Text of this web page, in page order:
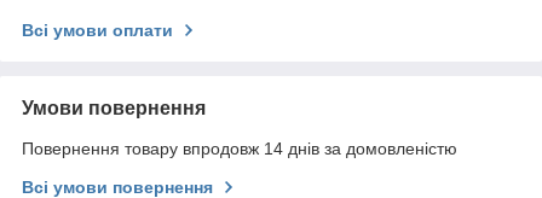
Всі умови оплати
Умови повернення
Повернення товару впродовж 14 днів за домовленістю
Всі умови повернення